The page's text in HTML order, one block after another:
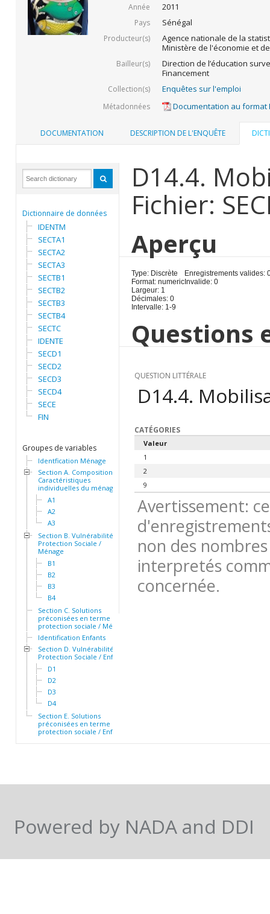
Année 2011
Pays Sénégal
Producteur(s)
Agence nationale de la
Ministère de l'économie et
Bailleur(s)
Direction de l’éducation
Financement
Collection(s) Enquêtes sur l'emploi
Métadonnées Documentation au format
DOCUMENTATION DESCRIPTION DE L'ENQUÊTE
Dictionnaire de données
IDENTM
SECTA1
SECTA2
SECTA3
SECTB1
SECTB2
SECTB3
SECTB4
SECTC
IDENTE
SECD1
SECD2
SECD3
SECD4
SECE
FIN
Groupes de variables
Identfication Ménage
Section A. Composition et
Caractéristiques
individuelles du ménage
A1
A2
A3
Section B. Vulnérabilité et
Protection Sociale /
Ménage
B1
B2
B3
B4
Section C. Solutions
préconisées en terme de
protection sociale / Ménage
Identification Enfants
Section D. Vulnérabilité et
Protection Sociale / Enfants
D1
D2
D3
D4
Section E. Solutions
préconisées en terme de
protection sociale / Enfants
D14.4.
Fichier:
Aperçu
Type: Discrète
Format: numeric
Largeur: 1
Décimales: 0
Intervalle: 1-9
Enregistrements valides:
Invalide: 0
Questions
QUESTION LITTÉRALE
D14.4.
CATÉGORIES
Valeur
1
2
9
Avertissement:
non des
interpretés
concernée.
Powered by NADA and DDI